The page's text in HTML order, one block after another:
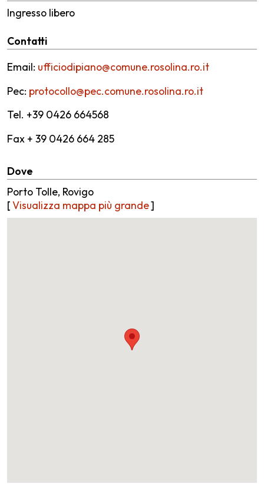
Ingresso libero
Contatti
Email: ufficiodipiano@comune.rosolina.ro.it
Pec: protocollo@pec.comune.rosolina.ro.it
Tel. +39 0426 664568
Fax + 39 0426 664 285
Dove
Porto Tolle, Rovigo
[Visualizza mappa più grande]